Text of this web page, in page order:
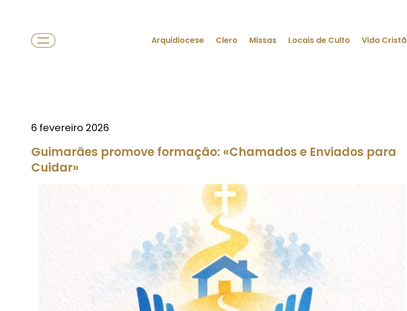
Arquidiocese Clero Missas Locais de Culto Vida Cristã
6 fevereiro 2026
Guimarães promove formação: «Chamados e Enviados para
Cuidar»